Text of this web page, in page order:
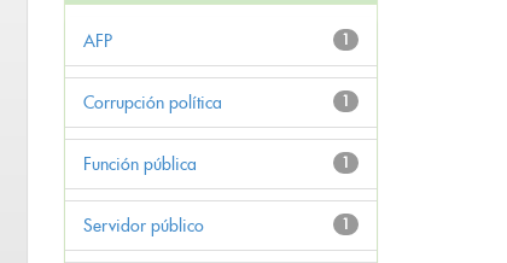
1
AFP
1
Corrupción política
1
Función pública
1
Servidor público